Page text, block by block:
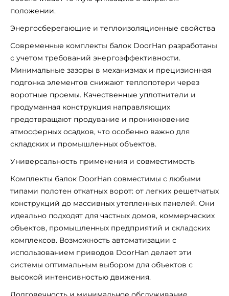
положении.
Энергосберегающие и теплоизоляционные свойства
Современные комплекты балок DoorHan разработаны
с учетом требований энергоэффективности.
Минимальные зазоры в механизмах и прецизионная
подгонка элементов снижают теплопотери через
воротные проемы. Качественные уплотнители и
продуманная конструкция направляющих
предотвращают продувание и проникновение
атмосферных осадков, что особенно важно для
складских и промышленных объектов.
Универсальность применения и совместимость
Комплекты балок DoorHan совместимы с любыми
типами полотен откатных ворот: от легких решетчатых
конструкций до массивных утепленных панелей. Они
идеально подходят для частных домов, коммерческих
объектов, промышленных предприятий и складских
комплексов. Возможность автоматизации с
использованием приводов DoorHan делает эти
системы оптимальным выбором для объектов с
высокой интенсивностью движения.